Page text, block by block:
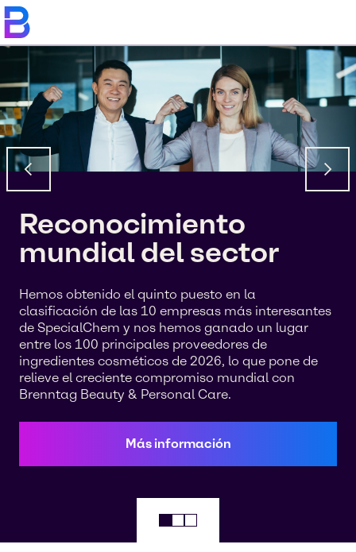
Reconocimiento
mundial del sector
Hemos obtenido el quinto puesto en la
clasificación de las 10 empresas más interesantes
de SpecialChem y nos hemos ganado un lugar
entre los 100 principales proveedores de
ingredientes cosméticos de 2026, lo que pone de
relieve el creciente compromiso mundial con
Brenntag Beauty & Personal Care.
Más información